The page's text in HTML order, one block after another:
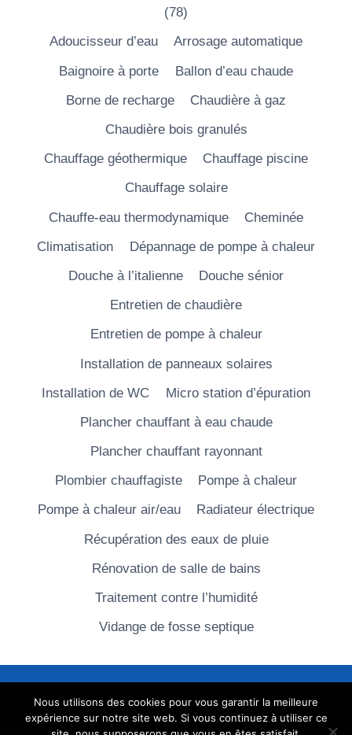
(78)
Adoucisseur d’eau
Arrosage automatique
Baignoire à porte
Ballon d’eau chaude
Borne de recharge
Chaudière à gaz
Chaudière bois granulés
Chauffage géothermique
Chauffage piscine
Chauffage solaire
Chauffe-eau thermodynamique
Cheminée
Climatisation
Dépannage de pompe à chaleur
Douche à l’italienne
Douche sénior
Entretien de chaudière
Entretien de pompe à chaleur
Installation de panneaux solaires
Installation de WC
Micro station d’épuration
Plancher chauffant à eau chaude
Plancher chauffant rayonnant
Plombier chauffagiste
Pompe à chaleur
Pompe à chaleur air/eau
Radiateur électrique
Récupération des eaux de pluie
Rénovation de salle de bains
Traitement contre l’humidité
Vidange de fosse septique
© 2026 Travaux de l'habitatNous contacter-
Nous utilisons des cookies pour vous garantir la meilleure
expérience sur notre site web. Si vous continuez à utiliser ce